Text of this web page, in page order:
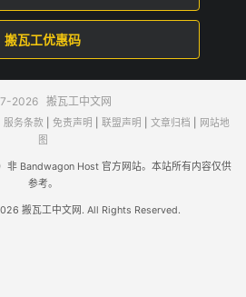
搬瓦工优惠码
2026 搬瓦工中文网
服务条款 免责声明 联盟声明 文章归档
网站地
图
非 Bandwagon Host 官方网站。本站所有内容仅供
参考。
搬瓦工中文网. All Rights Reserved.